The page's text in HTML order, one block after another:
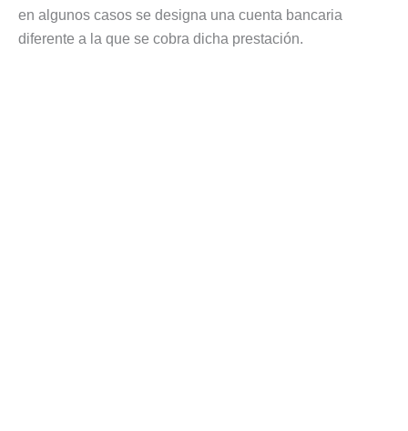
en algunos casos se designa una cuenta bancaria
diferente a la que se cobra dicha prestación.